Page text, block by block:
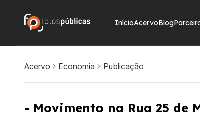
InícioAcervoBlog
Acervo Economia Publicação
- Movimento na Rua 25 de